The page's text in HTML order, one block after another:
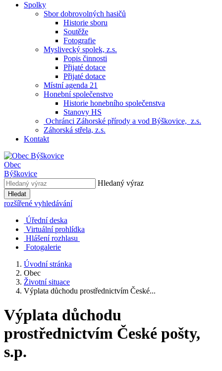
Spolky
Sbor dobrovolných hasičů
Historie sboru
Soutěže
Fotografie
Myslivecký spolek, z.s.
Popis činnosti
Přijaté dotace
Přijaté dotace
Místní agenda 21
Honební společenstvo
Historie honebního společenstva
Stanovy HS
Ochránci Záhorské přírody a vod Býškovice, z.s.
Záhorská střela, z.s.
Kontakt
Obec
Býškovice
Hledaný výraz
Hledat
rozšířené vyhledávání
Úřední deska
Virtuální prohlídka
Hlášení rozhlasu
Fotogalerie
Úvodní stránka
Obec
Životní situace
Výplata důchodu prostřednictvím České...
Výplata důchodu
prostřednictvím České pošty,
s.p.